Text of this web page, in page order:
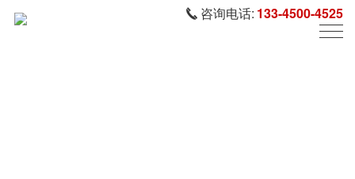
咨询电话: 133-4500-4525